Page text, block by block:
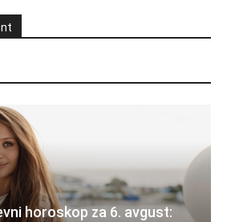
horoskop za 6. avgust: